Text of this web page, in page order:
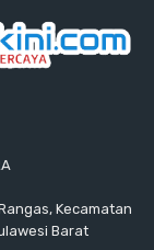
Kecamatan
Barat